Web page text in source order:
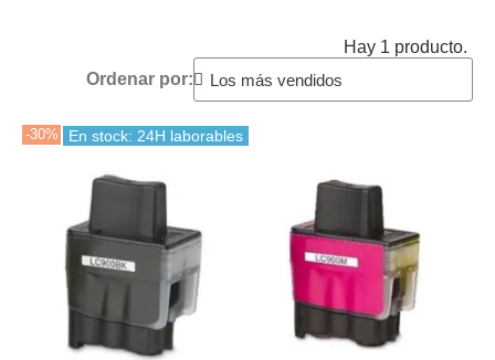
Hay 1 producto.
Ordenar por:
-30% En stock: 24H laborables